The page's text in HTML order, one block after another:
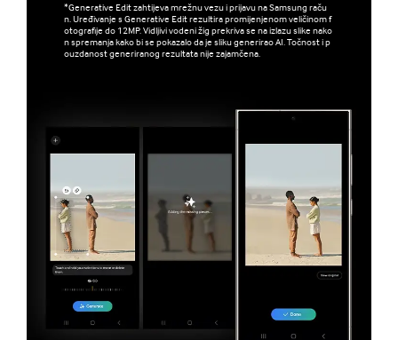
*Generative Edit zahtijeva mrežnu vezu i prijavu na Samsung raču
n. Uređivanje s Generative Edit rezultira promijenjenom veličinom f
otografije do 12MP. Vidljivi vodeni žig prekriva se na izlazu slike nako
n spremanja kako bi se pokazalo da je sliku generirao AI. Točnost i p
ouzdanost generiranog rezultata nije zajamčena.